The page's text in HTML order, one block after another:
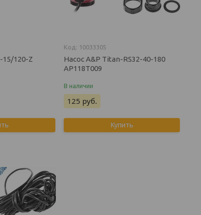
15/120-Z
10033305
Насос A&P Titan-RS32-40-180
AP118T009
В наличии
125 руб.
Купить